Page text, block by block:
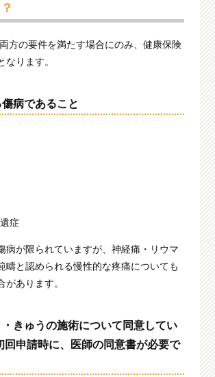
方の要件を満たす場合にのみ、健康保険
なります。
病であること
症
病が限られていますが、神経痛・リウマ
疇と認められる慢性的な疼痛についても
があります。
きゅうの施術について同意してい
申請時に、医師の同意書が必要で